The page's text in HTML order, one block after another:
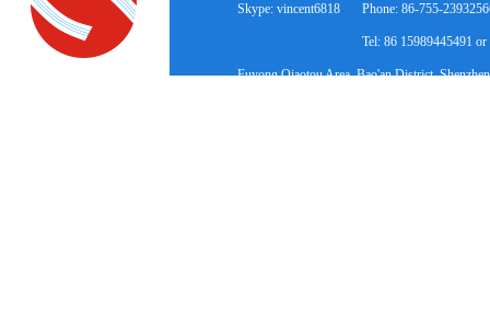
Skype: vincent6818 Phone: 86-755-
Tel: 86 15989445491
Fuyong Qiaotou Area, Bao'an District,